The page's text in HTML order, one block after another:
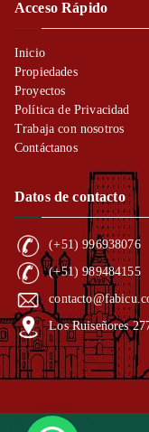
Acceso Rápido
Inicio
Propiedades
Proyectos
Política de Privacidad
Trabaja con nosotros
Contáctanos
Datos de contacto
(+51) 996938076
(+51) 989484155
Los Ruiseñores